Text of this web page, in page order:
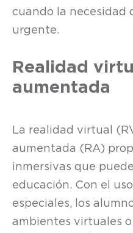
cuando la necesidad
urgente.
Realidad
aumentada
La realidad virtual
aumentada (RA)
inmersivas que
educación. Con el
especiales, los
ambientes virtuales